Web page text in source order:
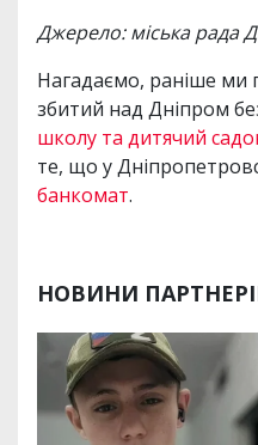
Джерело: міська рада
Нагадаємо, раніше ми
збитий над Дніпром
школу та дитячий
те, що у
банкомат.